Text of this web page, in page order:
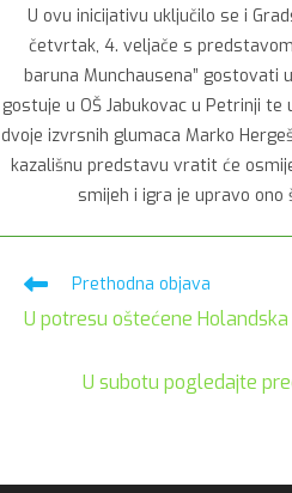
U ovu inicijativu uključilo se i
četvrtak, 4. veljače s
baruna Munchausena” gostovati
gostuje u OŠ Jabukovac u Petrinji te
dvoje izvrsnih glumaca Marko
kazališnu predstavu vratit će
smijeh i igra je upravo ono
Pročitaj
članaka
Prethodna objava
U potresu oštećene
U subotu pogledajte